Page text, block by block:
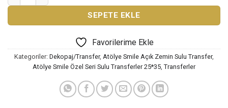
SEPETE EKLE
Favorilerime Ekle
Kategoriler: Dekopaj/Transfer, Atölye Smile Açık Zemin Sulu Transfer,
Atölye Smile Özel Seri Sulu Transferler 25*35 Transferler